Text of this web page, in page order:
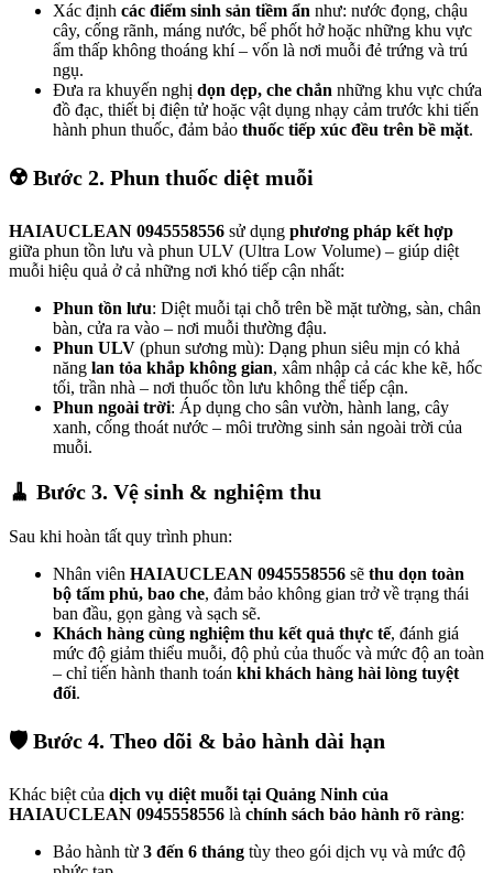
Xác định các điểm sinh sản tiềm ẩn như: nước đọng, chậu
cây, cống rãnh, máng nước, bể phốt hở hoặc những khu vực
ẩm thấp không thoáng khí – vốn là nơi muỗi đẻ trứng và trú
ngụ.
Đưa ra khuyến nghị dọn dẹp, che chắn những khu vực chứa
đồ đạc, thiết bị điện tử hoặc vật dụng nhạy cảm trước khi tiến
hành phun thuốc, đảm bảo thuốc tiếp xúc đều trên bề mặt.
☢️ Bước 2. Phun thuốc diệt muỗi
HAIAUCLEAN 0945558556 sử dụng phương pháp kết hợp
giữa phun tồn lưu và phun ULV (Ultra Low Volume) – giúp diệt
muỗi hiệu quả ở cả những nơi khó tiếp cận nhất:
Phun tồn lưu: Diệt muỗi tại chỗ trên bề mặt tường, sàn, chân
bàn, cửa ra vào – nơi muỗi thường đậu.
Phun ULV (phun sương mù): Dạng phun siêu mịn có khả
năng lan tỏa khắp không gian, xâm nhập cả các khe kẽ, hốc
tối, trần nhà – nơi thuốc tồn lưu không thể tiếp cận.
Phun ngoài trời: Áp dụng cho sân vườn, hành lang, cây
xanh, cống thoát nước – môi trường sinh sản ngoài trời của
muỗi.
🧹 Bước 3. Vệ sinh & nghiệm thu
Sau khi hoàn tất quy trình phun:
Nhân viên HAIAUCLEAN 0945558556 sẽ thu dọn toàn
bộ tấm phủ, bao che, đảm bảo không gian trở về trạng thái
ban đầu, gọn gàng và sạch sẽ.
Khách hàng cùng nghiệm thu kết quả thực tế, đánh giá
mức độ giảm thiểu muỗi, độ phủ của thuốc và mức độ an toàn
– chỉ tiến hành thanh toán khi khách hàng hài lòng tuyệt
đối.
🛡️ Bước 4. Theo dõi & bảo hành dài hạn
Khác biệt của dịch vụ diệt muỗi tại Quảng Ninh của
HAIAUCLEAN 0945558556 là chính sách bảo hành rõ ràng:
Bảo hành từ 3 đến 6 tháng tùy theo gói dịch vụ và mức độ